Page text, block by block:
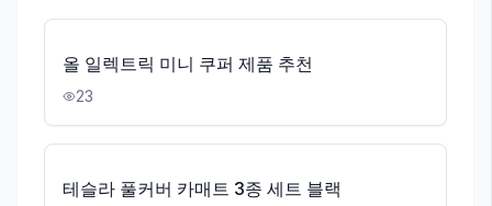
올 일렉트릭 미니 쿠퍼 제품 추천
23
테슬라 풀커버 카매트 3종 세트 블랙